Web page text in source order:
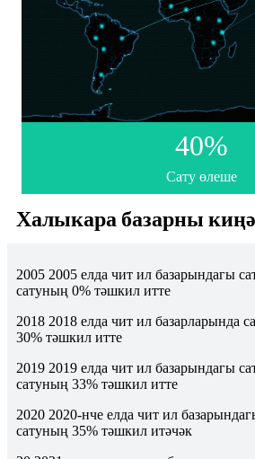
40%
Сату өлеше
Халыкара базарны
2005 2005 елда чит ил базарындагы
сатуның 0% тәшкил итте
2018 2018 елда чит ил базарларында
30% тәшкил итте
2019 2019 елда чит ил базарындагы
сатуның 33% тәшкил итте
2020 2020-нче елда чит ил
сатуның 35% тәшкил итәчәк